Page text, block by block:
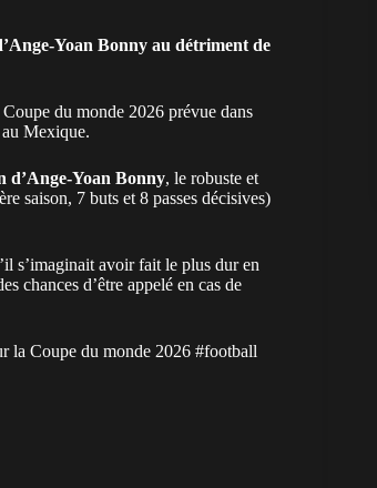
Yoan Bonny au détriment de
Coupe du monde 2026 prévue dans
Mexique.
d’Ange-Yoan Bonny, le robuste et
saison, 7 buts et 8 passes décisives)
s’imaginait avoir fait le plus dur en
chances d’être appelé en cas de
la Coupe du monde 2026 #football